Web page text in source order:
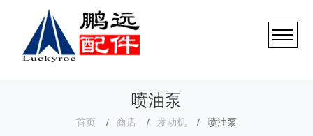
喷油泵
首页 商店 发动机 喷油泵